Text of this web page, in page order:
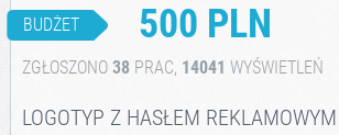
BUDŻET 500 PLN
ZGŁOSZONO 38PRAC, 14041 WYŚWIETLEŃ
LOGOTYP Z HASŁEM REKLAMOWYM